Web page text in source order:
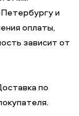
и
оплаты,
зависит от
по